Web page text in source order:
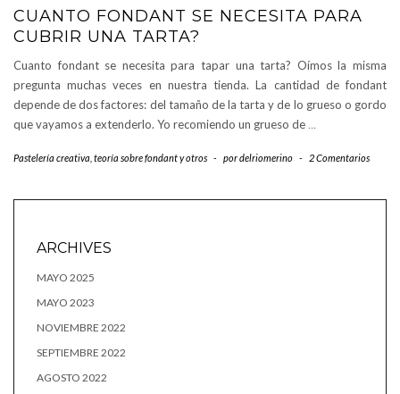
CUANTO FONDANT SE NECESITA PARA
CUBRIR UNA TARTA?
Cuanto fondant se necesita para tapar una tarta? Oímos la misma
pregunta muchas veces en nuestra tienda. La cantidad de fondant
depende de dos factores: del tamaño de la tarta y de lo grueso o gordo
que vayamos a extenderlo. Yo recomiendo un grueso de …
Pastelería creativa teoría sobre fondant y otros - pordelriomerino - 2 Comentarios
ARCHIVES
MAYO 2025
MAYO 2023
NOVIEMBRE 2022
SEPTIEMBRE 2022
AGOSTO 2022